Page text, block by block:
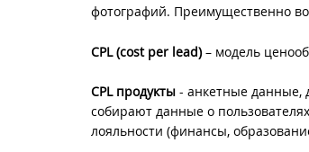
фотографий. Преимущественно
CPL (cost per lead)– модель
CPL продукты - анкетные данные,
собирают данные о
лояльности (финансы,